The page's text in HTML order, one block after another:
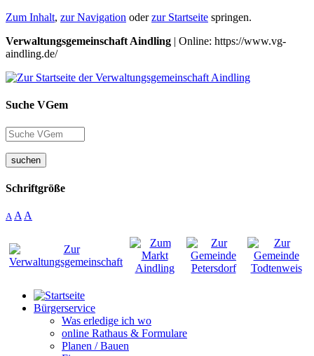
Zum Inhalt, zur Navigation oderzur Startseite springen.
Verwaltungsgemeinschaft Aindling | Online: https://www.vg-
aindling.de/
Suche VGem
suchen
Schriftgröße
A A A
Bürgerservice
Was erledige ich wo
online Rathaus & Formulare
Planen / Bauen